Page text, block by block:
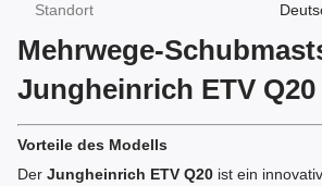
Standort
Mehrwege-
Jungheinrich ETV Q20
Vorteile des Modells
Der Jungheinrich ETV Q20 ist ein